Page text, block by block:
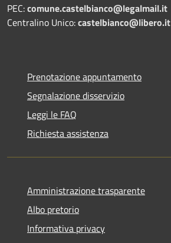
PEC:comune.castelbianco@legalmail.it
Centralino Unico:castelbianco@libero.it
Prenotazione appuntamento
Segnalazione disservizio
Leggi le FAQ
Richiesta assistenza
Amministrazione trasparente
Albo pretorio
Informativa privacy